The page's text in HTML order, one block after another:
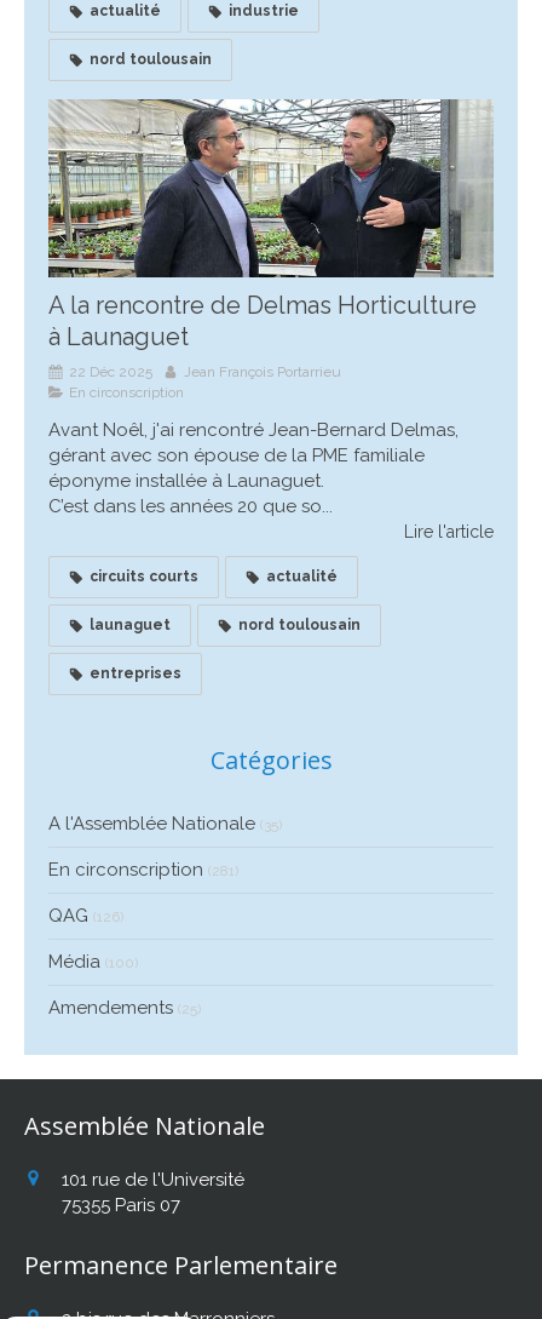
actualité industrie
nord toulousain
A la rencontre de Delmas Horticulture
à Launaguet
22 Déc 2025
Jean François Portarrieu
En circonscription
Avant Noêl, j'ai rencontré Jean-Bernard Delmas,
gérant avec son épouse de la PME familiale
éponyme installée à Launaguet.
C’est dans les années 20 que so...
Lire l'article
circuits courts actualité
launaguet nord toulousain
entreprises
Catégories
A l'Assemblée Nationale (35)
En circonscription (281)
QAG (126)
Média (100)
Amendements (25)
Assemblée Nationale
101 rue de l'Université
75355 Paris 07
Permanence Parlementaire